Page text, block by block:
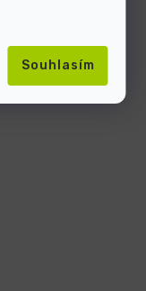
Souhlasím